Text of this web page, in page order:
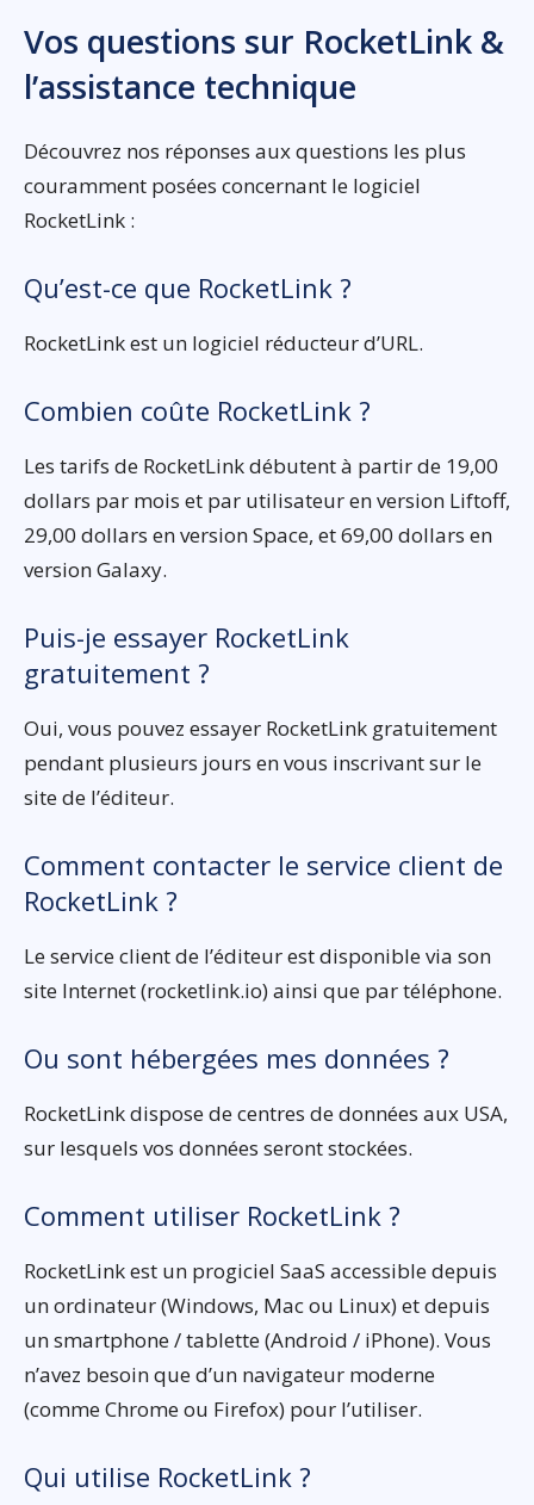
Vos questions sur RocketLink &
l’assistance technique
Découvrez nos réponses aux questions les plus
couramment posées concernant le logiciel
RocketLink :
Qu’est-ce que RocketLink ?
RocketLink est un logiciel réducteur d’URL.
Combien coûte RocketLink ?
Les tarifs de RocketLink débutent à partir de 19,00
dollars par mois et par utilisateur en version Liftoff,
29,00 dollars en version Space, et 69,00 dollars en
version Galaxy.
Puis-je essayer RocketLink
gratuitement ?
Oui, vous pouvez essayer RocketLink gratuitement
pendant plusieurs jours en vous inscrivant sur le
site de l’éditeur.
Comment contacter le service client de
RocketLink ?
Le service client de l’éditeur est disponible via son
site Internet (rocketlink.io) ainsi que par téléphone.
Ou sont hébergées mes données ?
RocketLink dispose de centres de données aux USA,
sur lesquels vos données seront stockées.
Comment utiliser RocketLink ?
RocketLink est un progiciel SaaS accessible depuis
un ordinateur (Windows, Mac ou Linux) et depuis
un smartphone / tablette (Android / iPhone). Vous
n’avez besoin que d’un navigateur moderne
(comme Chrome ou Firefox) pour l’utiliser.
Qui utilise RocketLink ?